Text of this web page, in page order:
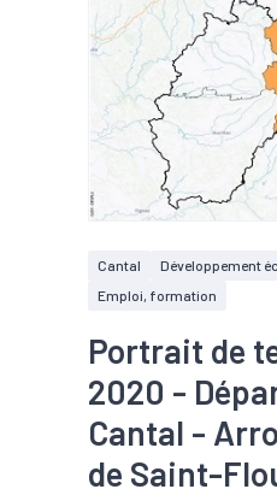
Cantal
Développement
Emploi, formation
Portrait de
2020 -
Cantal -
de Saint-